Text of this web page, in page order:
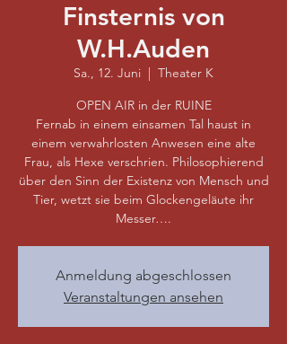
Finsternis von
W.H.Auden
Sa., 12. Juni
  |
Theater K
OPEN AIR in der RUINE
Fernab in einem einsamen Tal haust in
einem verwahrlosten Anwesen eine alte
Frau, als Hexe verschrien. Philosophierend
über den Sinn der Existenz von Mensch und
Tier, wetzt sie beim Glockengeläute ihr
Messer….
Anmeldung abgeschlossen
Veranstaltungen ansehen